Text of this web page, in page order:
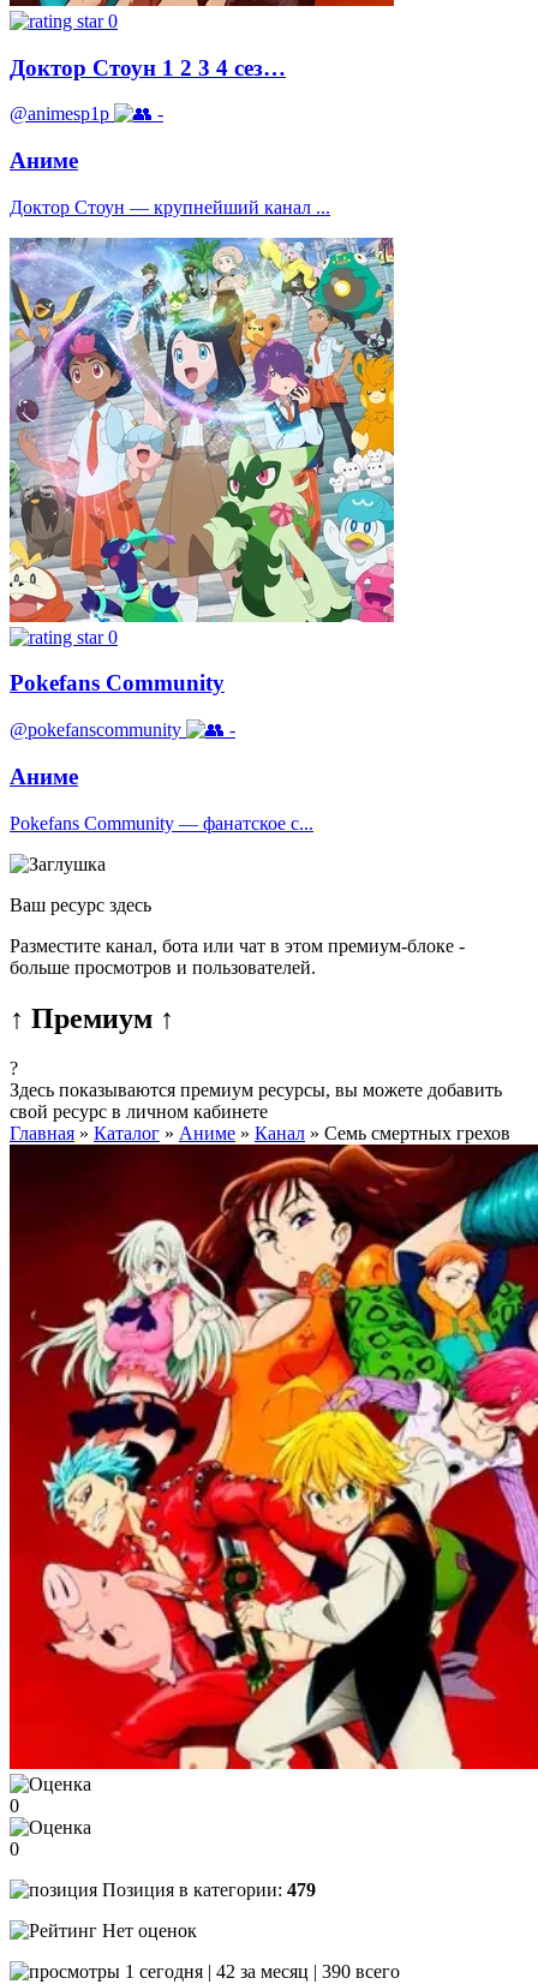
0
Доктор Стоун 1 2 3 4 сез…
@animesp1p -
Аниме
Доктор Стоун — крупнейший канал ...
0
Pokefans Community
@pokefanscommunity -
Аниме
Pokefans Community — фанатское с...
Ваш ресурс здесь
Разместите канал, бота или чат в этом премиум-блоке -
больше просмотров и пользователей.
↑ Премиум ↑
?
Здесь показываются премиум ресурсы, вы можете добавить
свой ресурс в личном кабинете
Главная » Каталог » Аниме » Канал » Семь смертных грехов
0
0
Позиция в категории: 479
Нет оценок
1 сегодня | 42 за месяц | 390 всего